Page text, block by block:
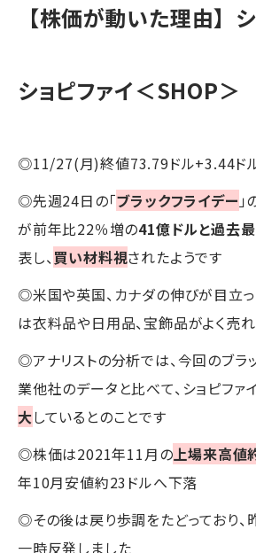
【株価が動いた理由】
ショピファイ＜SHOP＞
◎11/27(月)終値73.79ドル+3.44ド
◎先週24日の「ブラックフライデー
が前年比22％増の41億ドルと過去
表し、 買い材料視されたようです
◎米国や英国、カナダの伸びが目立
は衣料品や日用品、宝飾品がよく売
◎アナリストの分析では、今回のブラ
業他社のデータと比べて、ショピファ
大しているとのことです
◎株価は2021年11月の 上場来高値
年10月安値約23ドルへ下落
◎その後は戻り歩調をたどっており、
一時反発しました